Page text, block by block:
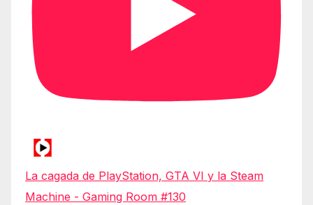
La cagada de PlayStation, GTA VI y la Steam
Machine - Gaming Room #130